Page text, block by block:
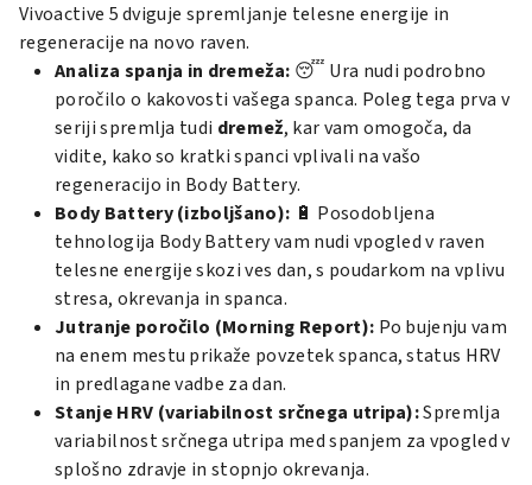
Vivoactive 5 dviguje spremljanje telesne energije in
regeneracije na novo raven.
Analiza spanja in dremeža: 😴 Ura nudi podrobno
poročilo o kakovosti vašega spanca. Poleg tega prva v
seriji spremlja tudi dremež, kar vam omogoča, da
vidite, kako so kratki spanci vplivali na vašo
regeneracijo in Body Battery.
Body Battery (izboljšano): 🔋 Posodobljena
tehnologija Body Batteryvam nudi vpogled v raven
telesne energije skozi ves dan, s poudarkom na vplivu
stresa, okrevanja in spanca.
Jutranje poročilo (Morning Report): Po bujenju vam
na enem mestu prikaže povzetek spanca, status HRV
in predlagane vadbe za dan.
Stanje HRV (variabilnost srčnega utripa):Spremlja
variabilnost srčnega utripa med spanjem za vpogled v
splošno zdravje in stopnjo okrevanja.